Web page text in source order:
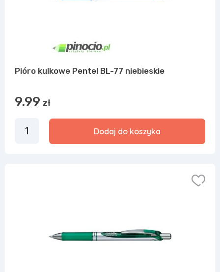
Pióro kulkowe Pentel BL-77 niebieskie
9.99 zł
Dodaj do koszyka